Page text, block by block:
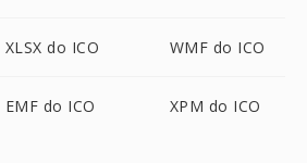
XLSX do ICO WMF do ICO
EMF do ICO XPM do ICO